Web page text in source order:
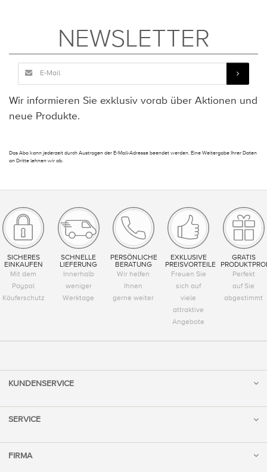
NEWSLETTER
Wir informieren Sie exklusiv vorab über Aktionen und
neue Produkte.
Das Abo kann jederzeit durch Austragen der E-Mail-Adresse beendet werden. Eine Weitergabe Ihrer Daten
an Dritte lehnen wir ab.
SICHERES
EINKAUFEN
Mit dem
Paypal
Käuferschutz
SCHNELLE
LIEFERUNG
Innerhalb
weniger
Werktage
PERSÖNLICHE
BERATUNG
Wir helfen
Ihnen
gerne weiter
EXKLUSIVE
PREISVORTEILE
Freuen Sie
sich auf
viele
attraktive
Angebote
GRATIS
Perfekt
auf Sie
abgestimmt
KUNDENSERVICE
SERVICE
FIRMA